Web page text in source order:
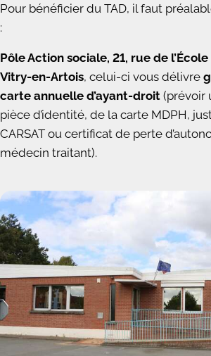
Pour bénéficier du TAD, il faut
:
Pôle Action sociale, 21, rue de
Vitry-en-Artois, celui-ci vous délivre
carte annuelle d’ayant-droit (prévoir
pièce d’identité, de la carte MDPH,
CARSAT ou certificat de perte
médecin traitant).